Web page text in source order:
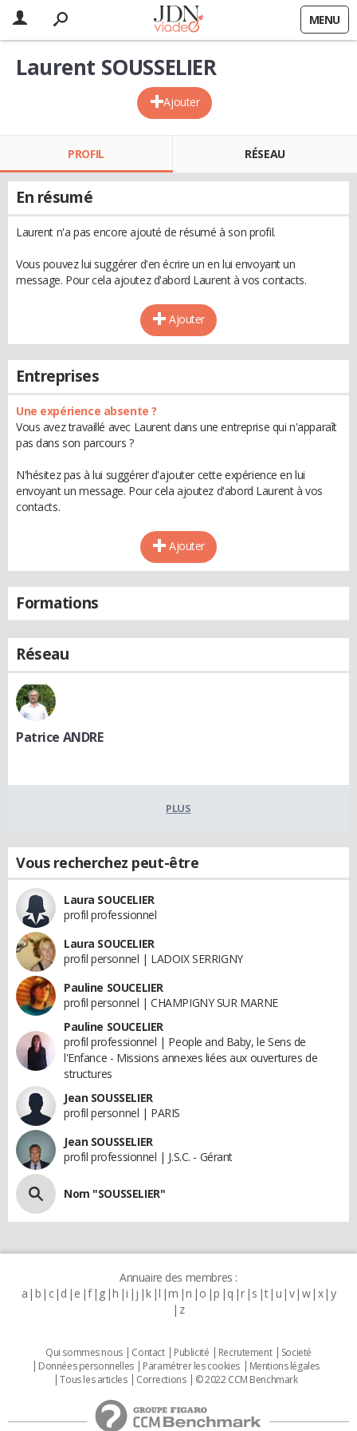
MENU
Ajouter
Laurent SOUSSELIER
PROFIL RÉSEAU
En résumé
Laurent n'a pas encore ajouté de résumé à son profil.
Vous pouvez lui suggérer d'en écrire un en lui envoyant un
message. Pour cela ajoutez d'abord Laurent à vos contacts.
Ajouter
Entreprises
Une expérience absente ?
Vous avez travaillé avec Laurent dans une entreprise qui n'apparaît
pas dans son parcours ?
N'hésitez pas à lui suggérer d'ajouter cette expérience en lui
envoyant un message. Pour cela ajoutez d'abord Laurent à vos
contacts.
Ajouter
Formations
Réseau
Patrice ANDRE
PLUS
Vous recherchez peut-être
Laura SOUCELIER
profil professionnel
Laura SOUCELIER
profil personnel | LADOIX SERRIGNY
Pauline SOUCELIER
profil personnel | CHAMPIGNY SUR MARNE
Pauline SOUCELIER
profil professionnel | People and Baby, le Sens de
l'Enfance - Missions annexes liées aux ouvertures de
structures
Jean SOUSSELIER
profil personnel | PARIS
Jean SOUSSELIER
profil professionnel | J.S.C. - Gérant
Nom "SOUSSELIER"
Annuaire des membres :
a b c d e f g h i j k l m n o p q r s t u v w x y
z
Qui sommes nous Contact Publicité Recrutement
Societé
Données personnelles
Paramétrer les cookies
Mentions légales
Tous les articles
Corrections © 2022 CCM Benchmark